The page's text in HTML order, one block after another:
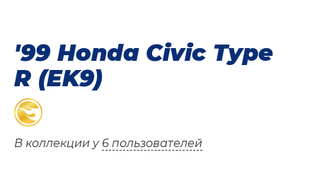
'99 Honda Civic Type
R (EK9)
В коллекции у 6 пользователей